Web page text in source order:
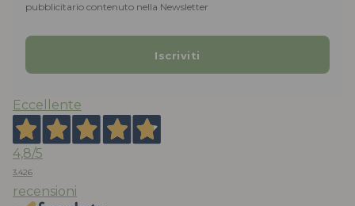
pubblicitario contenuto nella Newsletter
Eccellente
4,8/5
3.426
recensioni